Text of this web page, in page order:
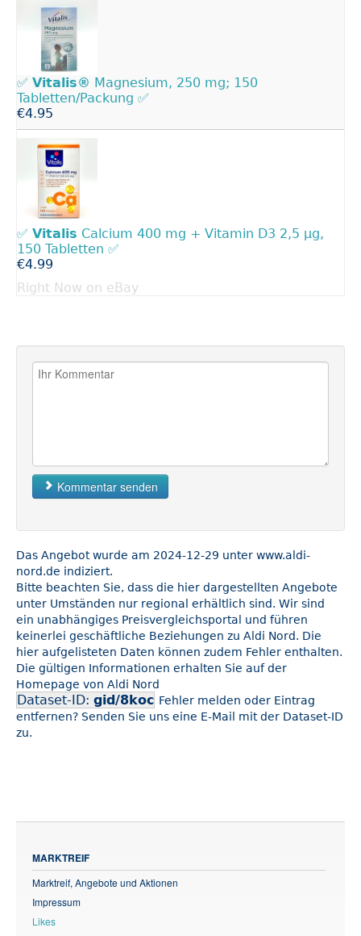
✅ Vitalis® Magnesium, 250 mg; 150
Tabletten/Packung ✅
€4.95
✅ Vitalis Calcium 400 mg + Vitamin D3 2,5 µg,
150 Tabletten ✅
€4.99
Right Now on eBay
Kommentar senden
Das Angebot wurde am 2024-12-29 unter www.aldi-
nord.de indiziert.
Bitte beachten Sie, dass die hier dargestellten Angebote
unter Umständen nur regional erhältlich sind. Wir sind
ein unabhängiges Preisvergleichsportal und führen
keinerlei geschäftliche Beziehungen zu Aldi Nord. Die
hier aufgelisteten Daten können zudem Fehler enthalten.
Die gültigen Informationen erhalten Sie auf der
Homepage von Aldi Nord
Dataset-ID: gid/8koc Fehler melden oder Eintrag
entfernen? Senden Sie uns eine E-Mail mit der Dataset-ID
zu.
MARKTREIF
Marktreif, Angebote und Aktionen
Impressum
Likes